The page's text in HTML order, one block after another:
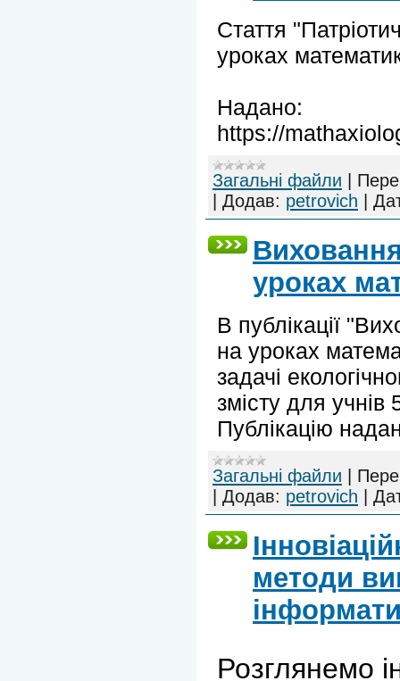
Стаття
уроках
Надано:
https://
Загальні файли
Додав: petrovich
уроках
В публікації
на уроках
задачі
змісту для учнів
Публікацію
Загальні файли
Додав: petrovich
методи
Розглянемо